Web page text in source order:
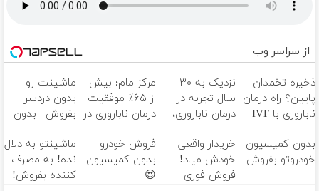
از سراسر وب
ذخیره تخمدان
پایین؟ راه درمان
ناباروری با IVF
🌱
نزدیک به ۳۰
سال تجربه در
درمان ناباروری،
فوق‌تخصصی
مام 👩‍⚕️
مرکز مام؛ بیش
از ۶۵٪ موفقیت
درمان ناباروری در
ماشینت رو
بدون دردسر
بفروش | بدون
بدون کمیسیون
خودروتو بفروش
خریدار واقعی
خودش میاد!
فروش فوری
فروش خودرو
بدون کمیسیون
😍
ماشینتو به دلال
نده! به مصرف
کننده بفروش!